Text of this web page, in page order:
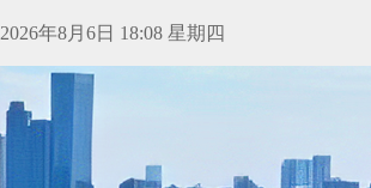
2026年8月6日 18:08 星期四